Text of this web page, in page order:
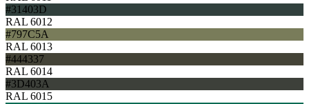
#31403D
RAL 6012
#797C5A
RAL 6013
#444337
RAL 6014
#3D403A
RAL 6015